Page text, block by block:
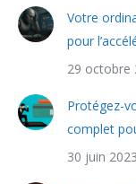
Votre
pour
29 octobre
Protégez-
complet
30 juin 2023